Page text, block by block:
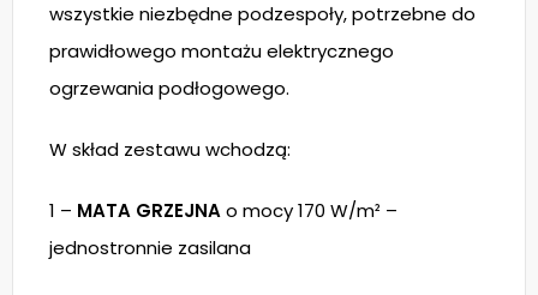
wszystkie niezbędne podzespoły, potrzebne do
prawidłowego montażu elektrycznego
ogrzewania podłogowego.
W skład zestawu wchodzą:
1 – MATA GRZEJNAo mocy 170 W/m² –
jednostronnie zasilana